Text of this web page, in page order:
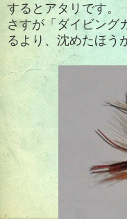
するとアタリです。
さすが「ダイビング
るより、沈めたほう